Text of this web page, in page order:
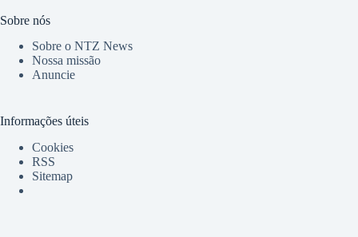
Sobre nós
Sobre o NTZ News
Nossa missão
Anuncie
Informações úteis
Cookies
RSS
Sitemap